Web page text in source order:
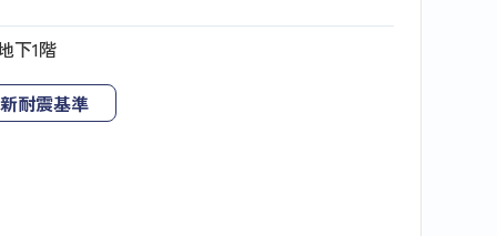
下1階
新耐震基準